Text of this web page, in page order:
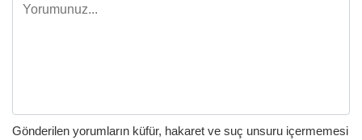
Gönderilen yorumların küfür, hakaret ve suç unsuru içermemesi